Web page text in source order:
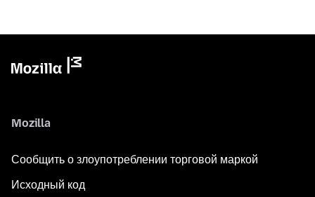
Mozilla
Сообщить о злоупотреблении торговой маркой
Исходный код